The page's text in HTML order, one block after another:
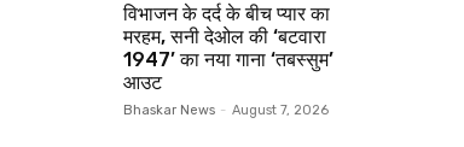
विभाजन के दर्द के बीच प्यार का
मरहम, सनी देओल की ‘बटवारा
1947’ का नया गाना ‘तबस्सुम’
आउट
Bhaskar News - August 7, 2026